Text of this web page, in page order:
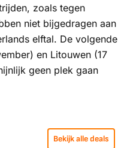
zoals tegen
niet bijgedragen aan
elftal. De volgende
en Litouwen (17
geen plek gaan
Bekijk alle deals